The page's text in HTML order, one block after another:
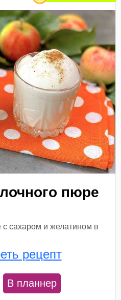
пюре
сахаром и желатином в
рецепт
В планнер